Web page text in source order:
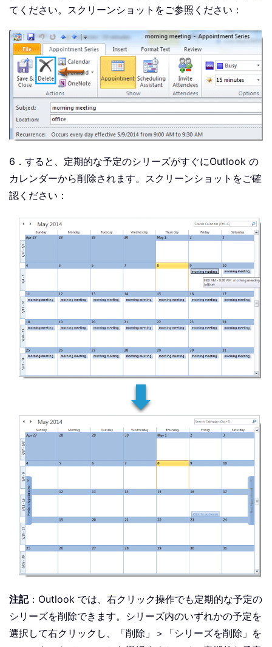
てください。スクリーンショットをご参照ください：
6．すると、定期的な予定のシリーズがすぐにOutlook の
カレンダーから削除されます。スクリーンショットをご確
認ください：
注記：Outlook では、右クリック操作でも定期的な予定の
シリーズを削除できます。シリーズ内のいずれかの予定を
選択して右クリックし、「削除」＞「シリーズを削除」を